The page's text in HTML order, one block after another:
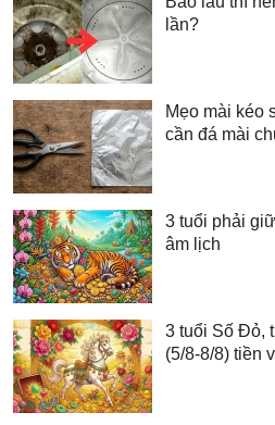
lần?
Mẹo mài kéo
cần đá mài
3 tuổi phải
âm lịch
3 tuổi Số Đỏ,
(5/8-8/8) tiền